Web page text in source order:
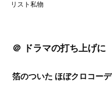
リスト私物
＠ ドラマの打ち上げに
箔のついた ほぼクロコーデ